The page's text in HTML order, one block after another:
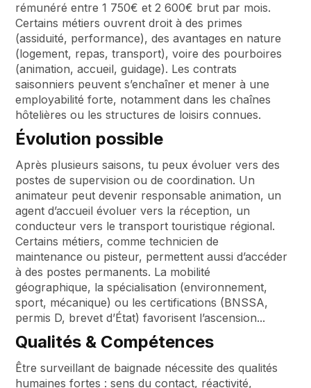
rémunéré entre 1 750€ et 2 600€ brut par mois.
Certains métiers ouvrent droit à des primes
(assiduité, performance), des avantages en nature
(logement, repas, transport), voire des pourboires
(animation, accueil, guidage). Les contrats
saisonniers peuvent s’enchaîner et mener à une
employabilité forte, notamment dans les chaînes
hôtelières ou les structures de loisirs connues.
Évolution possible
Après plusieurs saisons, tu peux évoluer vers des
postes de supervision ou de coordination. Un
animateur peut devenir responsable animation, un
agent d’accueil évoluer vers la réception, un
conducteur vers le transport touristique régional.
Certains métiers, comme technicien de
maintenance ou pisteur, permettent aussi d’accéder
à des postes permanents. La mobilité
géographique, la spécialisation (environnement,
sport, mécanique) ou les certifications (BNSSA,
permis D, brevet d’État) favorisent l’ascension...
Qualités & Compétences
Être surveillant de baignade nécessite des qualités
humaines fortes : sens du contact, réactivité,